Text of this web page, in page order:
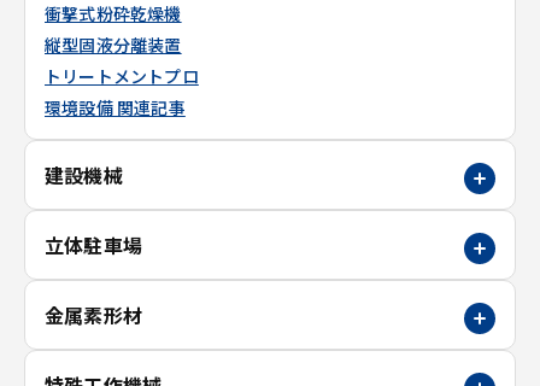
衝撃式粉砕乾燥機
縦型固液分離装置
トリートメントプロ
環境設備 関連記事
建設機械
立体駐車場
金属素形材